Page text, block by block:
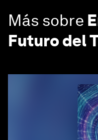
Más sobre
Futuro del